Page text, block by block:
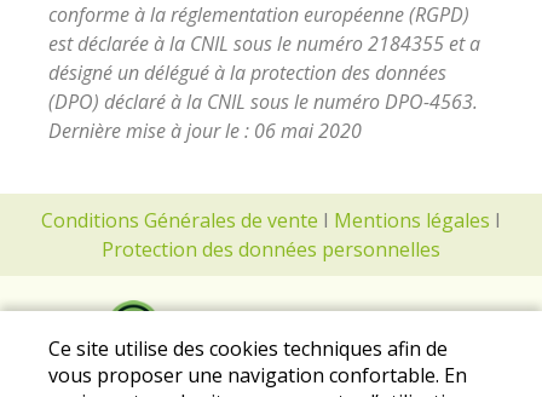
conforme à la réglementation européenne (RGPD)
est déclarée à la CNIL sous le numéro 2184355 et a
désigné un délégué à la protection des données
(DPO) déclaré à la CNIL sous le numéro DPO-4563.
Dernière mise à jour le : 06 mai 2020
Conditions Générales de vente I Mentions légales I
Protection des données personnelles
Ce site utilise des cookies techniques afin de
vous proposer une navigation confortable. En